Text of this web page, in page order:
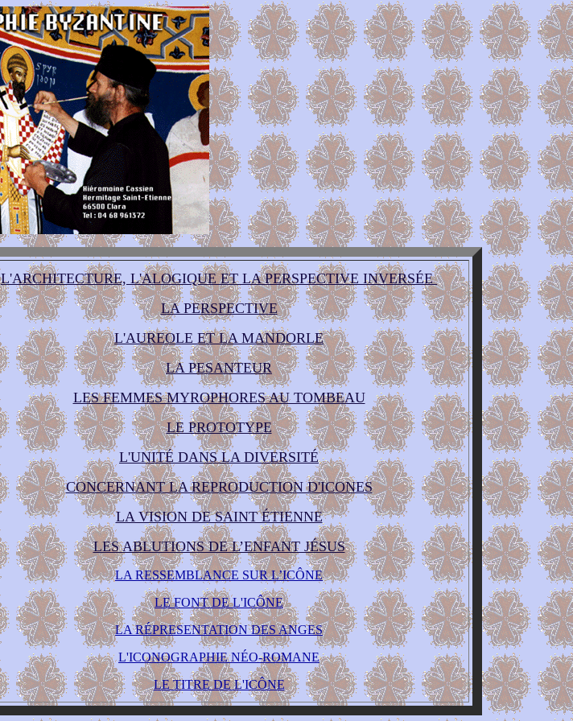
L'ARCHITECTURE, L'ALOGIQUE ET LA PERSPECTIVE INVERSÉE
LA PERSPECTIVE
L'AUREOLE ET LA MANDORLE
LA PESANTEUR
LES FEMMES MYROPHORES AU TOMBEAU
LE PROTOTYPE
L'UNITÉ DANS LA DIVERSITÉ
CONCERNANT LA REPRODUCTION D'ICONES
LA VISION DE SAINT ÉTIENNE
LES ABLUTIONS DE L’ENFANT JÉSUS
LA RESSEMBLANCE SUR L’ICÔNE
LE FONT DE L'ICÔNE
LA RÉPRESENTATION DES ANGES
L'ICONOGRAPHIE NÉO-ROMANE
LE TITRE DE L'ICÔNE